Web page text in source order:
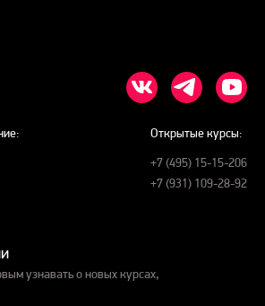
Открытые курсы:
+7 (495) 15-15-206
+7 (931) 109-28-92
узнавать о новых курсах,